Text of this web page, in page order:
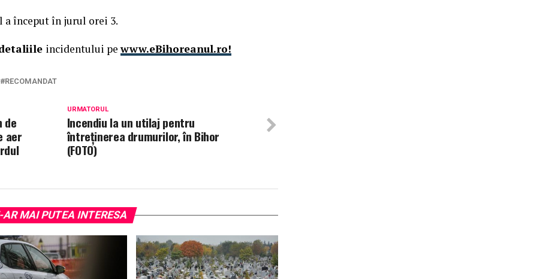
început în jurul orei 3.
incidentului pewww.eBihoreanul.ro!
RECOMANDAT
URMATORUL
Incendiu la un utilaj pentru
întreținerea drumurilor, în Bihor
(FOTO)
de
aer
AR MAI PUTEA INTERESA